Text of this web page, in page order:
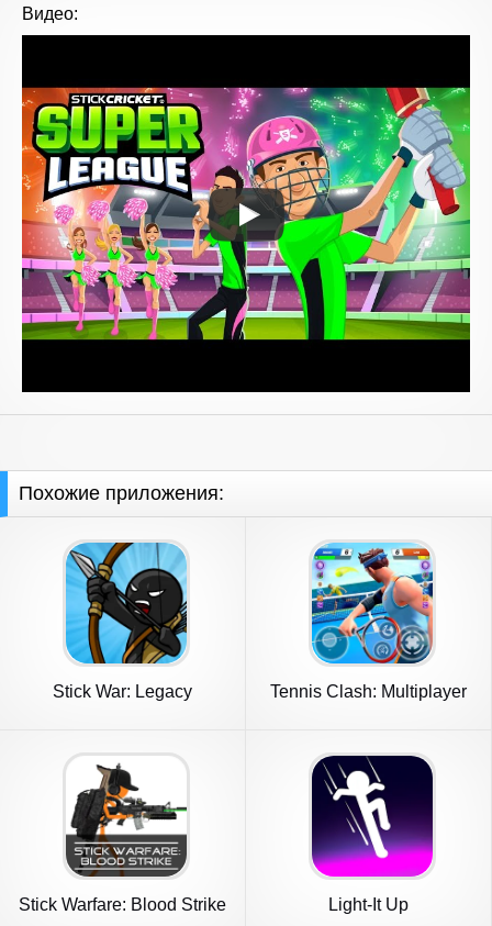
Видео:
Похожие приложения:
Stick War: Legacy
Tennis Clash: Multiplayer
Stick Warfare: Blood Strike Light-It Up